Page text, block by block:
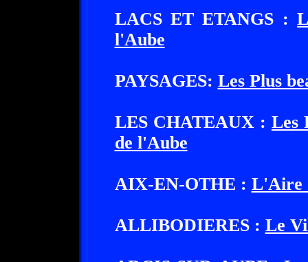
LACS ET ETANGS :
l'Aube
PAYSAGES: Les Plus
LES CHATEAUX : Les
de l'Aube
AIX-EN-OTHE : L'Aire
ALLIBODIERES : Le